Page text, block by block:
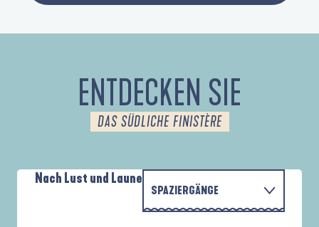
ENTDECKEN SIE
DAS SÜDLICHE FINISTÈRE
Nach Lust und Laune
SPAZIERGÄNGE